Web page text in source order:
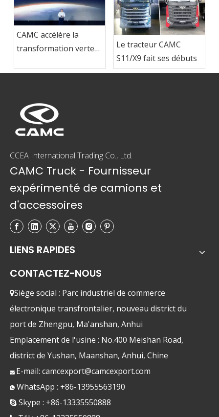
CAMC accélère la
transformation verte
modernisation de
véhicules utilitaires à
énergie nouvelle
Le tracteur CAMC
S11/X9 fait ses débuts
CCEA International Trading Co., Ltd.
CAMC Truck - Fournisseur
expérimenté de camions et
d'accessoires
LIENS RAPIDES
CONTACTEZ-NOUS
Siège social : Parc industriel de commerce
électronique transfrontalier, nouveau district du
port de Zhengpu, Ma'anshan, Anhui
Emplacement de l'usine : No.400 Meishan Road,
district de Yushan, Maanshan, Anhui, Chine
 E-mail: camcexport@camcexport.com
 WhatsApp : +86-13955563190
 Skype : +86-13335550888